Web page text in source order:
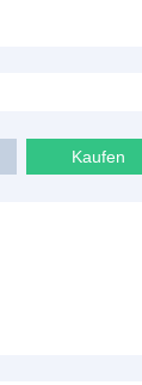
Kaufen